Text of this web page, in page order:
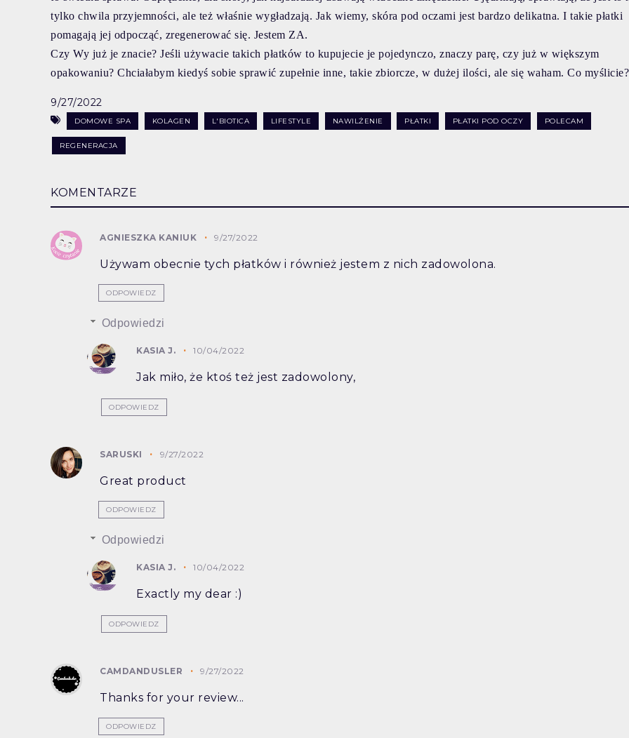
tylko chwila przyjemności, ale też właśnie wygładzają. Jak wiemy, skóra pod oczami jest bardzo delikatna. I takie płatki
pomagają jej odpocząć, zregenerować się. Jestem ZA.
Czy Wy już je znacie? Jeśli używacie takich płatków to kupujecie je pojedynczo, znaczy parę, czy już w większym
opakowaniu? Chciałabym kiedyś sobie sprawić zupełnie inne, takie zbiorcze, w dużej ilości, ale się waham. Co myślicie?
9/27/2022
DOMOWE SPA KOLAGEN L'BIOTICA LIFESTYLE NAWILŻENIE PŁATKI PŁATKI POD OCZY POLECAM
REGENERACJA
KOMENTARZE
AGNIESZKA KANIUK 9/27/2022
Używam obecnie tych płatków i również jestem z nich zadowolona.
ODPOWIEDZ
Odpowiedzi
KASIA J. 10/04/2022
Jak miło, że ktoś też jest zadowolony,
ODPOWIEDZ
SARUSKI 9/27/2022
Great product
ODPOWIEDZ
Odpowiedzi
KASIA J. 10/04/2022
Exactly my dear :)
ODPOWIEDZ
CAMDANDUSLER 9/27/2022
Thanks for your review...
ODPOWIEDZ